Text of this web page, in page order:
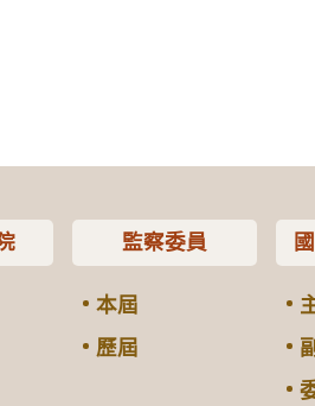
監察委員
本屆
歷屆